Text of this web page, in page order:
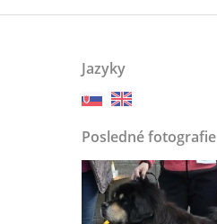
Jazyky
Posledné fotografie